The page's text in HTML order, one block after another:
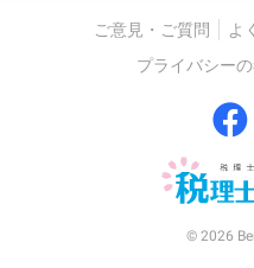
ご意見・ご質問 よ
プライバシー
© 2026